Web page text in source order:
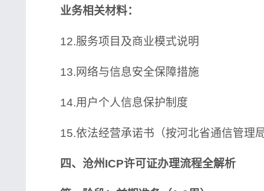
业务相关材料：
12.服务项目及商业模式说明
13.网络与信息安全保障措施
14.用户个人信息保护制度
15.依法经营承诺书（按河北省通信管理
四、沧州ICP许可证办理流程全解析